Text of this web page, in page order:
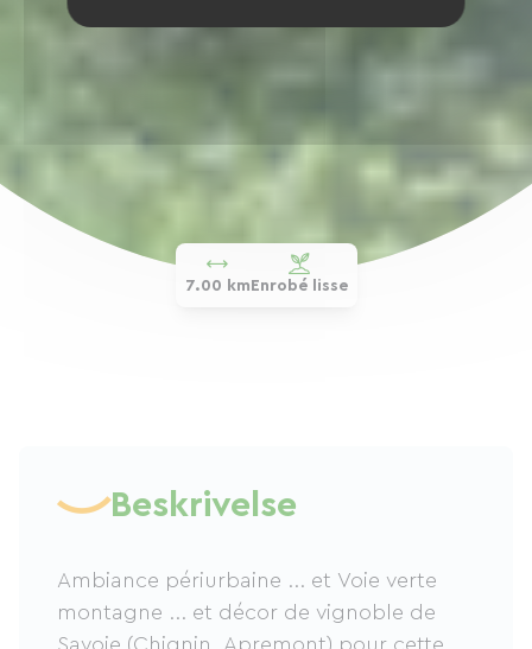
7.00 km Enrobé lisse
Beskrivelse
Ambiance périurbaine ... et Voie verte
montagne ... et décor de vignoble de
Savoie (Chignin, Apremont) pour cette